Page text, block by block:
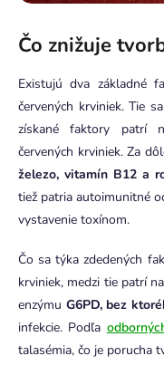
Čo znižuje
Existujú dva základné
červených krviniek. Tie
získané faktory patrí
červených krviniek. Za
železo, vitamín B12 a
tiež patria autoimunitné
vystavenie toxínom.
Čo sa týka zdedených
krviniek, medzi tie patrí
enzýmu G6PD, bez
infekcie. Podľa
talasémia, čo je porucha